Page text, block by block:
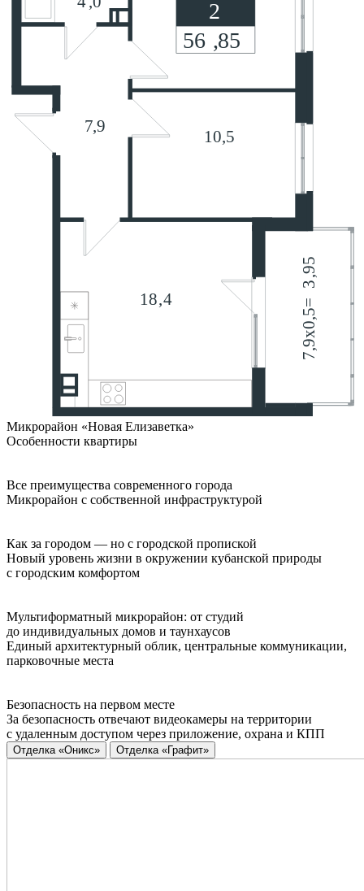
Микрорайон «Новая Елизаветка»
Особенности квартиры
Все преимущества современного города
Микрорайон с собственной инфраструктурой
Как за городом — но с городской пропиской
Новый уровень жизни в окружении кубанской природы
с городским комфортом
Мультиформатный микрорайон: от студий
до индивидуальных домов и таунхаусов
Единый архитектурный облик, центральные коммуникации,
парковочные места
Безопасность на первом месте
За безопасность отвечают видеокамеры на территории
с удаленным доступом через приложение, охрана и КПП
Отделка «Оникс» Отделка «Графит»